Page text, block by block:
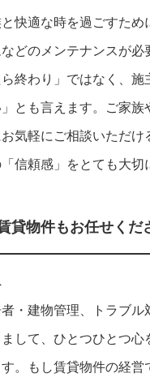
快適な時を過ごすため
どのメンテナンスが必
終わり」ではなく、施
とも言えます。ご家族
気軽にご相談いただけ
信頼感」をとても大切
貸物件もお任せくだ
・建物管理、トラブル
して、ひとつひとつ心
。もし賃貸物件の経営